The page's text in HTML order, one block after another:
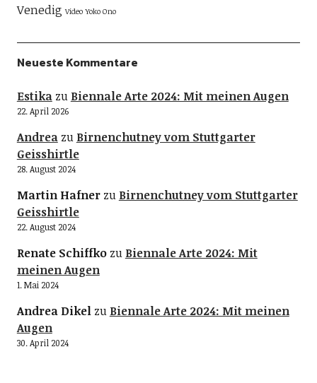
Venedig Video Yoko Ono
Neueste Kommentare
Estikazu Biennale Arte 2024: Mit meinen Augen
22. April 2026
Andreazu Birnenchutney vom Stuttgarter
Geisshirtle
28. August 2024
Martin Hafnerzu Birnenchutney vom Stuttgarter
Geisshirtle
22. August 2024
Renate Schiffkozu Biennale Arte 2024: Mit
meinen Augen
1. Mai 2024
Andrea Dikelzu Biennale Arte 2024: Mit meinen
Augen
30. April 2024